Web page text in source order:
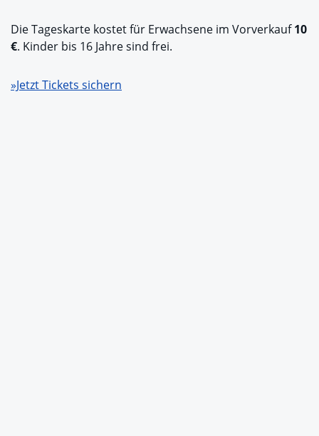
Die Tageskarte kostet für Erwachsene im Vorverkauf10
€. Kinder bis 16 Jahre sind frei.
»Jetzt Tickets sichern